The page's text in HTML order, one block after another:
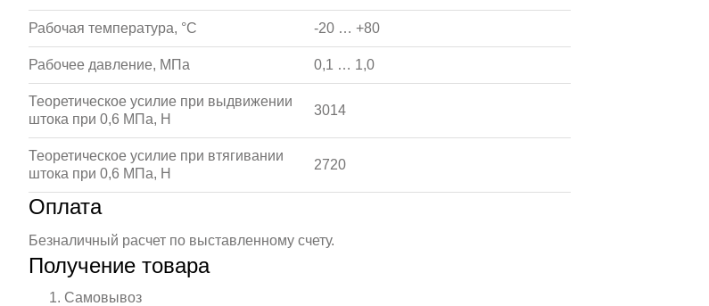
Рабочая температура, °С -20 … +80
Рабочее давление, МПа 0,1 … 1,0
Теоретическое усилие при выдвижении
штока при 0,6 МПа, Н
3014
Теоретическое усилие при втягивании
штока при 0,6 МПа, Н
2720
Оплата
Безналичный расчет по выставленному счету.
Получение товара
Самовывоз